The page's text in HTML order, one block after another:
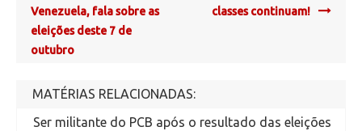
Venezuela, fala sobre as
eleições deste 7 de
outubro
classes continuam!
MATÉRIAS RELACIONADAS:
Ser militante do PCB após o resultado das eleições